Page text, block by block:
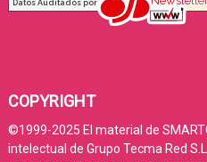
COPYRIGHT
©1999-2025 El material de
intelectual de Grupo Tecma Red